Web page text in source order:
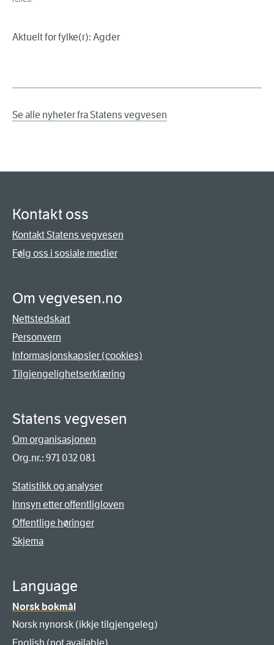
Aktuelt for fylke(r): Agder
Se alle nyheter fra Statens vegvesen
Kontakt oss
Kontakt Statens vegvesen
Følg oss i sosiale medier
Om vegvesen.no
Nettstedskart
Personvern
Informasjonskapsler (cookies)
Tilgjengelighetserklæring
Statens vegvesen
Om organisasjonen
Org.nr.: 971 032 081
Statistikk og analyser
Innsyn etter offentligloven
Offentlige høringer
Skjema
Language
Norsk bokmål
Norsk nynorsk (ikkje tilgjengeleg)